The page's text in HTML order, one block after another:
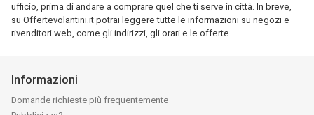
ufficio, prima di andare a comprare quel che ti serve in città. In breve,
su Offertevolantini.it potrai leggere tutte le informazioni su negozi e
rivenditori web, come gli indirizzi, gli orari e le offerte.
Informazioni
Domande richieste più frequentemente